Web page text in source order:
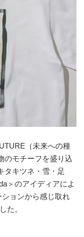
（未来への種
のモチーフを盛り込
タキツネ・雪・足
＞のアイディアによ
ョンから感じ取れ
た。